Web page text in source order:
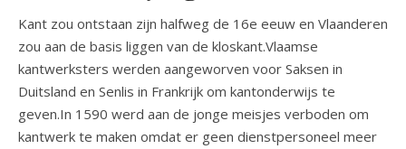
Kant zou ontstaan zijn halfweg de 16e eeuw en Vlaanderen
zou aan de basis liggen van de kloskant.Vlaamse
kantwerksters werden aangeworven voor Saksen in
Duitsland en Senlis in Frankrijk om kantonderwijs te
geven.In 1590 werd aan de jonge meisjes verboden om
kantwerk te maken omdat er geen dienstpersoneel meer